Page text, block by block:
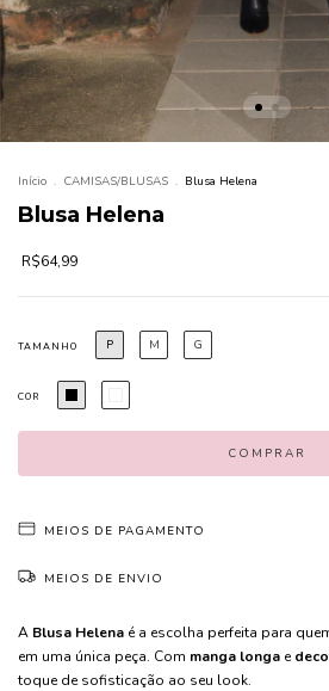
Início . CAMISAS/BLUSAS . Blusa Helena
Blusa Helena
R$64,99
TAMANHO P M G
COR
MEIOS DE PAGAMENTO
MEIOS DE ENVIO
A Blusa Helena é a escolha perfeita para
em uma única peça. Com manga longa e
toque de sofisticação ao seu look.